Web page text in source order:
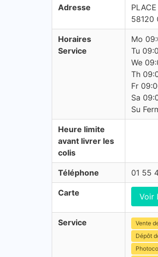
Adresse
58120
Horaires
Service
Mo
Tu
We
Th
Fr
Sa
Su
Heure limite
avant livrer les
colis
Téléphone 01 55
Carte Voir
Service Vente
Dépôt